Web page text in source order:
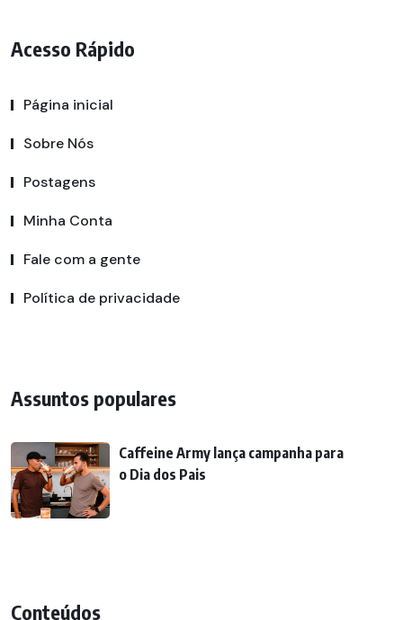
Acesso Rápido
Página inicial
Sobre Nós
Postagens
Minha Conta
Fale com a gente
Política de privacidade
Assuntos populares
Caffeine Army lança campanha para
o Dia dos Pais
Conteúdos